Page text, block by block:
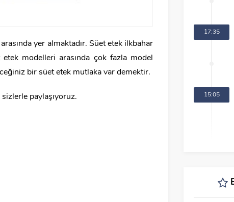
yer almaktadır. Süet etek ilkbahar
etek modelleri arasında çok fazla model
bir süet etek mutlaka var demektir.
sizlerle paylaşıyoruz.
17:35
15:05